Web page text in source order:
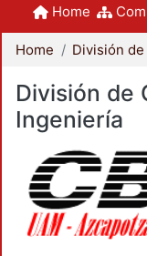
Home
Home
División de
Ingeniería